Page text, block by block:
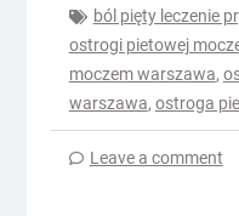
ból pięty leczenie
ostrogi pietowej
moczem warszawa,
warszawa, ostroga
Leave a comment